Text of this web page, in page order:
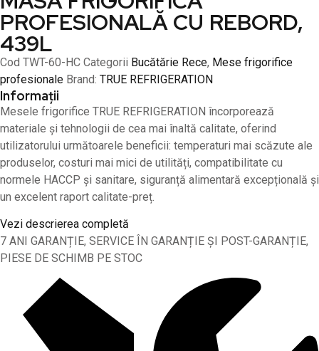
PROFESIONALĂ CU REBORD,
439L
Cod TWT-60-HC Categorii Bucătărie Rece, Mese frigorifice
profesionale Brand: TRUE REFRIGERATION
Informații
Mesele frigorifice TRUE REFRIGERATION încorporează
materiale și tehnologii de cea mai înaltă calitate, oferind
utilizatorului următoarele beneficii: temperaturi mai scăzute ale
produselor, costuri mai mici de utilități, compatibilitate cu
normele HACCP și sanitare, siguranță alimentară excepțională și
un excelent raport calitate-preț.
Vezi descrierea completă
7 ANI GARANȚIE, SERVICE ÎN GARANȚIE ȘI POST-GARANȚIE,
PIESE DE SCHIMB PE STOC